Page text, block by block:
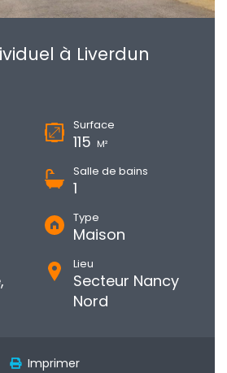
à Liverdun
Surface
115 M²
Salle de bains
1
Type
Maison
Lieu
Secteur Nancy
Nord
Imprimer